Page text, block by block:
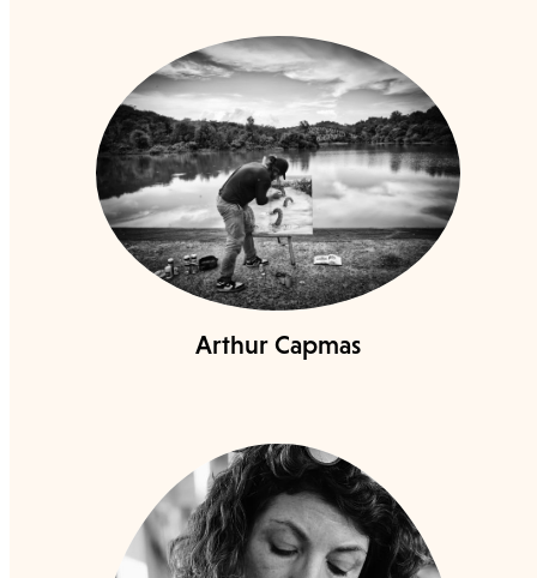
Arthur Capmas